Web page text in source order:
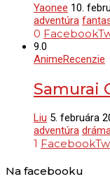
Yaonee 10.
adventúra
0 Facebook
9.0
AnimeRecenzie
Samurai
Liu 5. februára
adventúra
1 Facebook
Na facebooku